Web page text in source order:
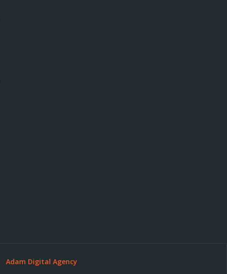
Adam Digital Agency